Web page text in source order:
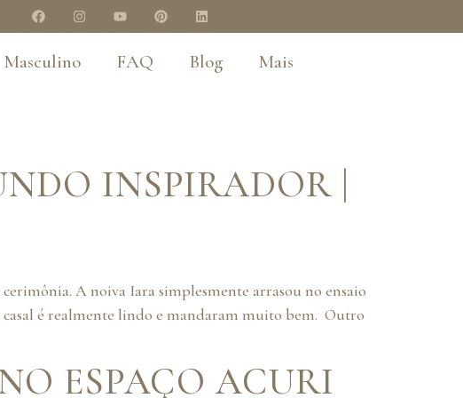
Masculino FAQ Blog Mais
INSPIRADOR |
A noiva Iara simplesmente arrasou no ensaio
casal é realmente lindo e mandaram muito bem. Outro
ESPAÇO ACURI